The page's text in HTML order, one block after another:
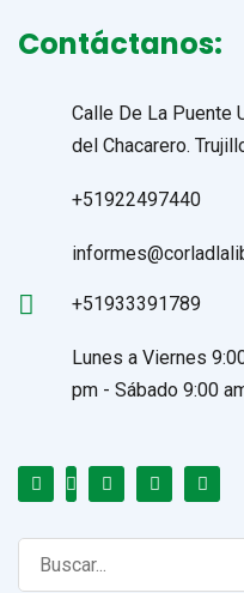
Contáctanos:
Calle De La Puente
del Chacarero.
+51922497440
+51933391789
Lunes a Viernes
pm - Sábado 9:00
Search
for: